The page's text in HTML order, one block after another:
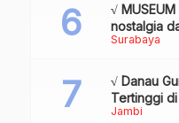
Surabaya
√ MUSEUM
nostalgia
tengah
Jambi
√ Danau
Tertinggi
Daya Tarik